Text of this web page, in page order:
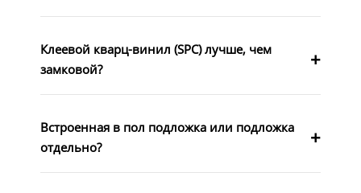
Клеевой кварц-винил (SPC) лучше, чем
замковой?
Встроенная в пол подложка или подложка
отдельно?